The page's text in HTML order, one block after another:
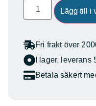
Lägg till i
Fri frakt över
I lager, leverans
Betala säkert